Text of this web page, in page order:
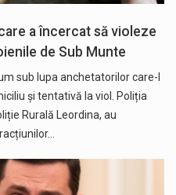
a încercat să violeze
de Sub Munte
sub lupa anchetatorilor care-l
și tentativă la viol. Poliția
Rurală Leordina, au